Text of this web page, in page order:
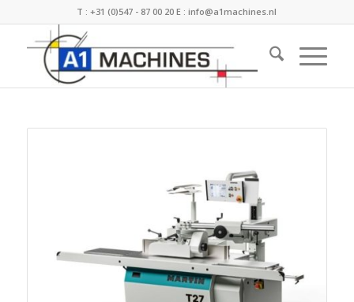
T :+31 (0)547 - 87 00 20 E :info@a1machines.nl